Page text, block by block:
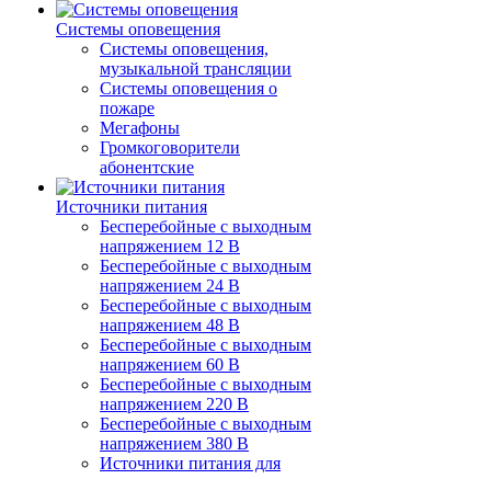
Системы оповещения
Системы оповещения,
музыкальной трансляции
Системы оповещения о
пожаре
Мегафоны
Громкоговорители
абонентские
Источники питания
Бесперебойные с выходным
напряжением 12 В
Бесперебойные с выходным
напряжением 24 В
Бесперебойные с выходным
напряжением 48 В
Бесперебойные с выходным
напряжением 60 В
Бесперебойные с выходным
напряжением 220 В
Бесперебойные с выходным
напряжением 380 В
Источники питания для